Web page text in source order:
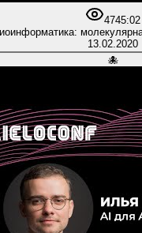
4745:02
13.02.2020
🐙